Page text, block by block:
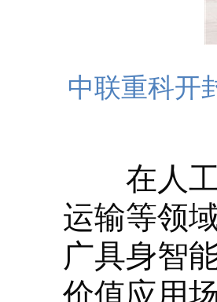
中联重科开
在人工
运输等领
广具身智
价值应用场